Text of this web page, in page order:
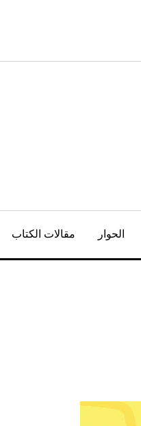
الحوار مقالات الكتاب